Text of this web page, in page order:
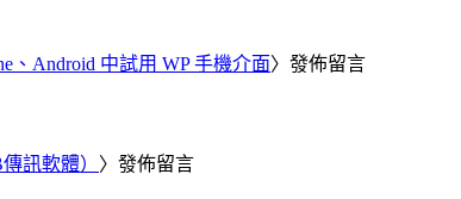
、Android 中試用 WP 手機介面〉發佈留言
訊軟體） 〉發佈留言